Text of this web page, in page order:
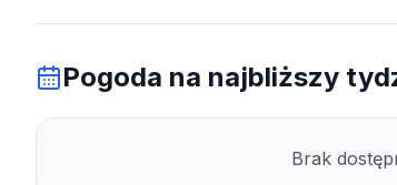
Pogoda na najbliższy
Brak